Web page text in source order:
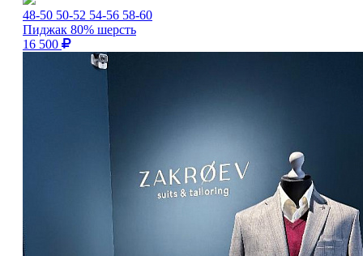
48-50 50-52 54-56 58-60
Пиджак 80% шерсть
16 500